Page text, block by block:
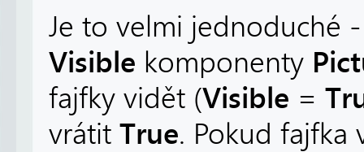
Je to velmi jednoduché
Visible komponenty
fajfky vidět (Visible =
vrátit True. Pokud